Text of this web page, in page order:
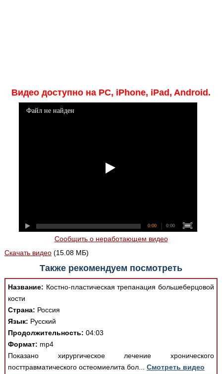
Видео доступно на PC, iPhone, iPad, Android.
Файл не найден
0:00 0:00
Сообщить о неработающем видео
Скачать видео(15.08 МБ)
Также рекомендуем посмотреть
Название: Костно-пластическая трепанация большеберцовой
кости
Страна: Россия
Язык: Русский
Продолжительность: 04:03
Формат: mp4
Показано хирургическое лечение хронического
посттравматического остеомиелита бол... Смотреть видео